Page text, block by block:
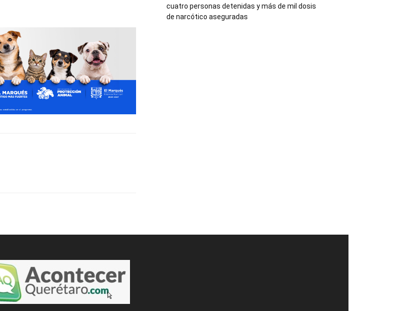
cuatro personas detenidas y más de mil dosis
de narcótico aseguradas